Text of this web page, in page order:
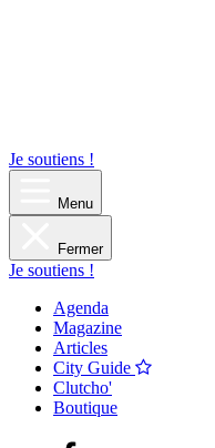
Je soutiens !
Menu
Fermer
Je soutiens !
Agenda
Magazine
Articles
City Guide
Clutcho'
Boutique